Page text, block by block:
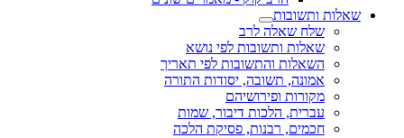
שאלות ותשובות
שלח שאלה לרב
שאלות ותשובות לפי נושא
השאלות והתשובות לפי תאריך
אמונה, תשובה, יסודות התורה
מקורות ופירושיהם
עברית, הלכות דיבור, שמות
חכמים, רבנות, פסיקת הלכה